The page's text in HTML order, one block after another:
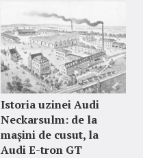
Istoria uzinei Audi
Neckarsulm: de la
mașini de cusut, la
Audi E-tron GT